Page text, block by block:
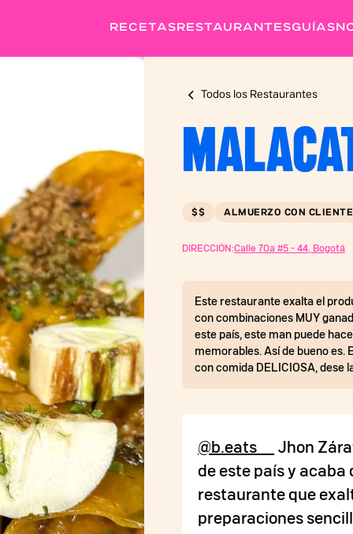
RECETASRESTAURANTESGUÍAS
Todos los Restaurantes
$$ ALMUERZO CON CLIENTE
DIRECCIÓN:Calle 70a #5 - 44, Bogotá
Este restaurante exalta el
con combinaciones MUY
este país, este man puede
memorables. Así de bueno es.
con comida DELICIOSA, dese
@b.eats__
Jhon
de este país y acaba
restaurante que
preparaciones